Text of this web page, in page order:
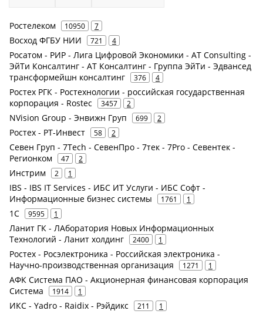
Ростелеком 10950 7
Восход ФГБУ НИИ 721 4
Росатом - РИР - Лига Цифровой Экономики - AT Consulting -
ЭйТи Консалтинг - АТ Консалтинг - Группа ЭйТи - Эдвансед
трансформейшн консалтинг
376 4
Ростех РГК - Ростехнологии - российская государственная
корпорация - Rostec
3457 2
NVision Group - Энвижн Груп 699 2
Ростех - РТ-Инвест 58 2
Севен Груп - 7Tech - СевенПро - 7тек - 7Pro - Севентек -
Регионком
47 2
Инстрим 2 1
IBS - IBS IT Services - ИБС ИТ Услуги - ИБС Софт -
Информационные бизнес системы
1761 1
1С 9595 1
Ланит ГК - ЛАборатория Новых Информационных
Технологий - Ланит холдинг
2400 1
Ростех - Росэлектроника - Российская электроника -
Научно-производственная организация
1271 1
АФК Система ПАО - Акционерная финансовая корпорация
Система
1914 1
ИКС - Yadro - Raidix - Рэйдикс 211 1